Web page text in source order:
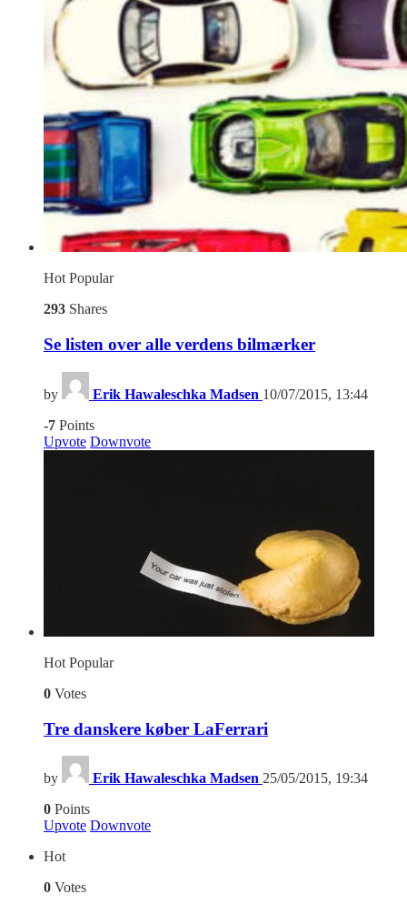
HotPopular
293 Shares
Se listen over alle verdens bilmærker
by Erik Hawaleschka Madsen 10/07/2015, 13:44
-7 Points
Upvote Downvote
Hot Popular
0 Votes
Tre danskere køber LaFerrari
by Erik Hawaleschka Madsen 25/05/2015, 19:34
0 Points
Upvote Downvote
Hot
0 Votes